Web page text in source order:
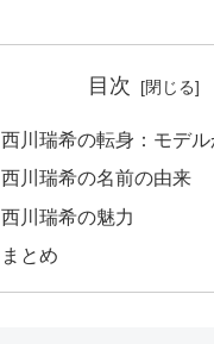
目次
西川瑞希の転身：モデ
西川瑞希の名前の由来
西川瑞希の魅力
まとめ